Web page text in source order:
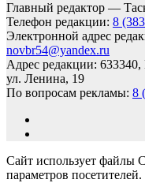
Главный редактор —
Телефон редакции: 8
Электронной адрес
novbr54@yandex.ru
Адрес редакции: 633340,
ул. Ленина, 19
По вопросам рекламы: 8
Сайт использует файлы
параметров